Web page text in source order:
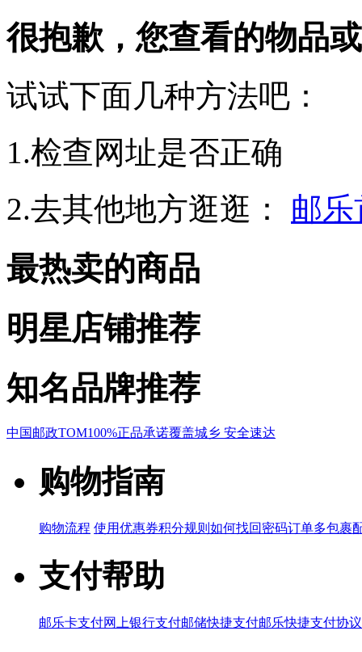
很抱歉，您查看的物品
试试下面几种方法吧：
1.检查网址是否正确
2.去其他地方逛逛：
邮
最热卖的商品
明星店铺推荐
知名品牌推荐
中国邮政TOM100%正品承诺覆盖城乡 安全速达
购物指南
购物流程 使用优惠券积分规则 如何找回密码订单多包裹
支付帮助
邮乐卡支付网上银行支付邮储快捷支付邮乐快捷支付协议